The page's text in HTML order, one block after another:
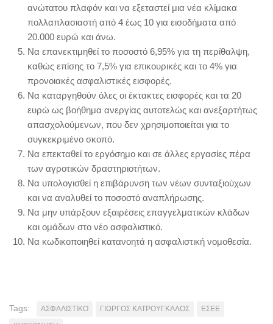
ανώτατου πλαφόν και να εξεταστεί μια νέα κλίμακα
πολλαπλασιαστή από 4 έως 10 για εισοδήματα από
20.000 ευρώ και άνω.
Να επανεκτιμηθεί το ποσοστό 6,95% για τη περίθαλψη,
καθώς επίσης το 7,5% για επικουρικές και το 4% για
προνοιακές ασφαλιστικές εισφορές.
Να καταργηθούν όλες οι έκτακτες εισφορές και τα 20
ευρώ ως βοήθημα ανεργίας αυτοτελώς και ανεξαρτήτως
απασχολούμενων, που δεν χρησιμοποιείται για το
συγκεκριμένο σκοπό.
Να επεκταθεί το εργόσημο και σε άλλες εργασίες πέρα
των αγροτικών δραστηριοτήτων.
Να υπολογισθεί η επιβάρυνση των νέων συνταξιούχων
και να αναλυθεί το ποσοστό αναπλήρωσης.
Να μην υπάρξουν εξαιρέσεις επαγγελματικών κλάδων
και ομάδων στο νέο ασφαλιστικό.
Να κωδικοποιηθεί κατανοητά η ασφαλιστική νομοθεσία.
Tags: ΑΣΦΑΛΙΣΤΙΚΟ ΓΙΩΡΓΟΣ ΚΑΤΡΟΥΓΚΑΛΟΣ
ΕΣΕΕ